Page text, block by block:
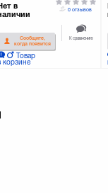
в
Сообщите,
когда появится
Товар
корзине
0 отзывов
К сравнению